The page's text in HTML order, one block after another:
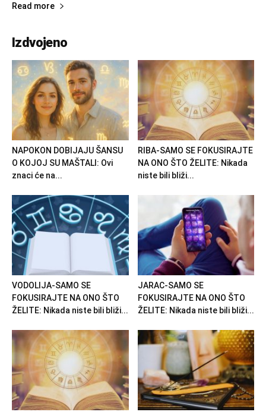
Read more
Izdvojeno
NAPOKON DOBIJAJU ŠANSU
O KOJOJ SU MAŠTALI: Ovi
znaci će na...
RIBA-SAMO SE FOKUSIRAJTE
NA ONO ŠTO ŽELITE: Nikada
niste bili bliži...
VODOLIJA-SAMO SE
FOKUSIRAJTE NA ONO ŠTO
ŽELITE: Nikada niste bili bliži...
JARAC-SAMO SE
FOKUSIRAJTE NA ONO ŠTO
ŽELITE: Nikada niste bili bliži...